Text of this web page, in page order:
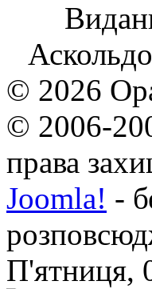
© 2026
© 2006-
права
Joomla! -
П'ятниця,